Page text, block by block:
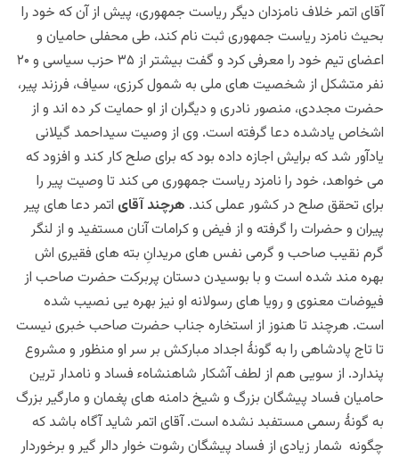
آقای اتمر خلاف نامزدان دیگر ریاست جمهوری، پیش از آن که خود را
بحیث نامزد ریاست جمهوری ثبت نام کند، طی محفلی حامیان و
اعضای تیم خود را معرفی کرد و گفت بیشتر از ۳۵ حزب سیاسی و ۲۰
نفر متشکل از شخصیت های ملی به شمول کرزی، سیاف، فرزند پیر،
حضرت مجددی، منصور نادری و دیگران از او حمایت کر ده اند و از
اشخاص یادشده دعا گرفته است. وی از وصیت سیداحمد گیلانی
یادآور شد که برایش اجازه داده بود که برای صلح کار کند و افزود که
می خواهد، خود را نامزد ریاست جمهوری می کند تا وصیت پیر را
برای تحقق صلح در کشور عملی کند. هرچند آقای اتمر دعا های پیر
پیران و حضرات را گرفته و از فیض و کرامات آنان مستفید و از لنگر
گرم نقیب صاحب و گرمی نفس های مریدانِ بته های فقیری اش
بهره مند شده است و با بوسیدن دستان پربرکت حضرت صاحب از
فیوضات معنوی و رویا های رسولانه او نیز بهره یی نصیب شده
است. هرچند تا هنوز از استخاره جناب حضرت صاحب خبری نیست
تا تاج پادشاهی را به گونۀ اجداد مبارکش بر سر او منظور و مشروع
پندارد. از سویی هم از لطف آشکار شاهنشاهء فساد و نامدار ترین
حامیان فساد پیشگان بزرگ و شیخ دامنه های پغمان و مارگیر بزرگ
به گونۀ رسمی مستفبد نشده است. آقای اتمر شاید آگاه باشد که
چگونه شمار زیادی از فساد پیشگان رشوت خوار دالر گیر و برخوردار